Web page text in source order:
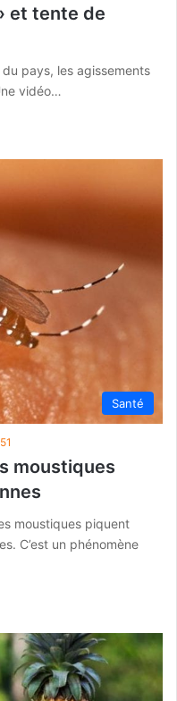
et tente de
du pays, les agissements
vidéo…
Santé
moustiques
moustiques piquent
C’est un phénomène